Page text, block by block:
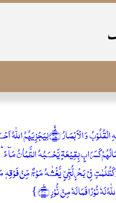
وَ اِقَامِ الصَّلٰوۃِ وَ اِیۡتَآءِ الزَّکٰوۃِ ۪ۙ یَخَافُوۡنَ
﴿۳۸﴾وَ الَّذِیۡنَ کَفَرُوۡۤا اَعۡمَالُہُمۡ کَسَرَابٍۭ بِقِیۡعَۃٍ
فَوَفّٰىہُ حِسَابَہٗ ؕ وَ اللّٰہُ سَرِیۡعُ الۡحِسَابِ ﴿ۙ۳۹﴾اَوۡ کَظُلُمٰتٍ فِیۡ
فَمَا لَہٗ مِنۡ نُّوۡرٍ ﴿٪۴۰﴾}